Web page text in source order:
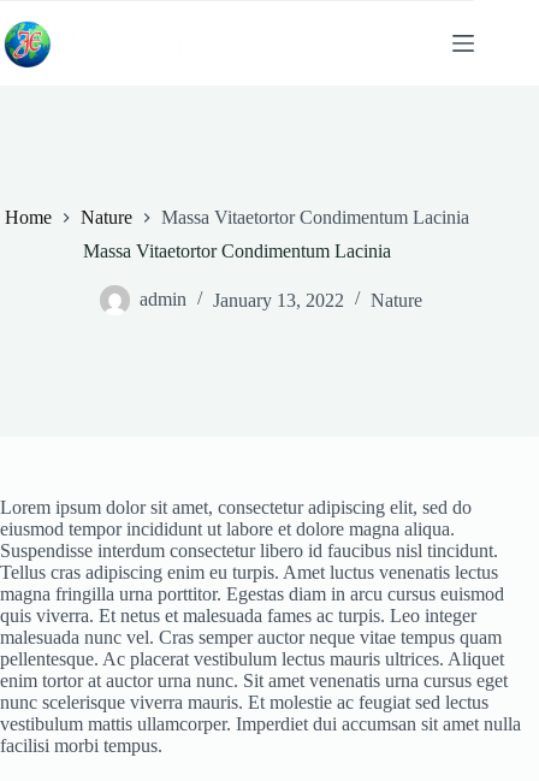
to
content
Home
Gallery
Home Nature
Massa Vitaetortor Condimentum Lacinia
Massa Vitaetortor Condimentum Lacinia
admin January 13, 2022 Nature
Lorem ipsum dolor sit amet, consectetur adipiscing elit, sed do
eiusmod tempor incididunt ut labore et dolore magna aliqua.
Suspendisse interdum consectetur libero id faucibus nisl tincidunt.
Tellus cras adipiscing enim eu turpis. Amet luctus venenatis lectus
magna fringilla urna porttitor. Egestas diam in arcu cursus euismod
quis viverra. Et netus et malesuada fames ac turpis. Leo integer
malesuada nunc vel. Cras semper auctor neque vitae tempus quam
pellentesque. Ac placerat vestibulum lectus mauris ultrices. Aliquet
enim tortor at auctor urna nunc. Sit amet venenatis urna cursus eget
nunc scelerisque viverra mauris. Et molestie ac feugiat sed lectus
vestibulum mattis ullamcorper. Imperdiet dui accumsan sit amet nulla
facilisi morbi tempus.